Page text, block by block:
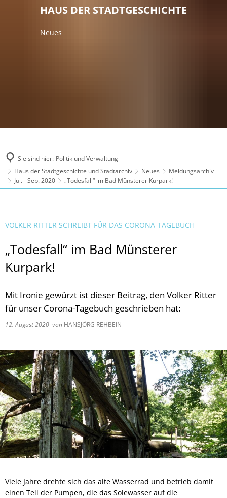
HAUS DER STADTGESCHICHTE
Neues
Sie sind hier: Politik und Verwaltung
Haus der Stadtgeschichte und Stadtarchiv
Neues
Meldungsarchiv
Jul. - Sep. 2020
„Todesfall“ im Bad Münsterer Kurpark!
VOLKER RITTER SCHREIBT FÜR DAS CORONA-TAGEBUCH
„Todesfall“ im Bad Münsterer
Kurpark!
Mit Ironie gewürzt ist dieser Beitrag, den Volker Ritter
für unser Corona-Tagebuch geschrieben hat:
12. August 2020 von HANSJÖRG REHBEIN
Viele Jahre drehte sich das alte Wasserrad und betrieb damit
einen Teil der Pumpen, die das Solewasser auf die